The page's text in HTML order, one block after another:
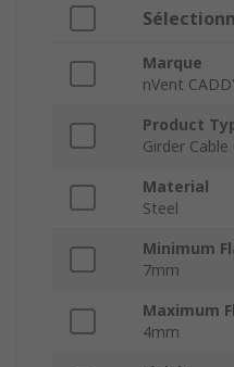
Marque
nVent
Product
Girder Cable
Material
Steel
Minimum
7mm
Maximum
4mm